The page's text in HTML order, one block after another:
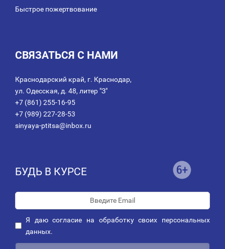
Быстрое пожертвование
СВЯЗАТЬСЯ С НАМИ
Краснодарский край, г. Краснодар,
ул. Одесская, д. 48, литер "З"
+7 (861) 255-16-95
+7 (989) 227-28-53
sinyaya-ptitsa@inbox.ru
БУДЬ В КУРСЕ
Я даюсогласие на обработку своих персональных
данных.